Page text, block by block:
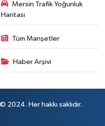
Mersin Trafik Yoğunluk
Haritası
Tüm Manşetler
Haber Arşivi
2024. Her hakkı saklıdır.